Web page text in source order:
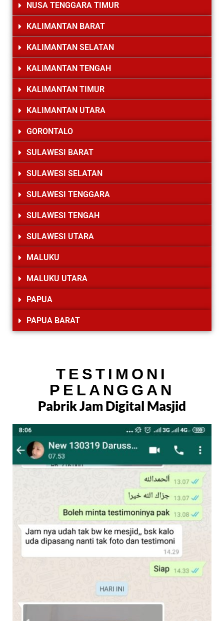
NUSA TENGGARA TIMUR
KALIMANTAN BARAT
KALIMANTAN SELATAN
KALIMANTAN TENGAH
KALIMANTAN TIMUR
KALIMANTAN UTARA
GORONTALO
SULAWESI BARAT
SULAWESI SELATAN
SULAWESI TENGGARA
SULAWESI TENGAH
SULAWESI UTARA
MALUKU
MALUKU UTARA
PAPUA
PAPUA BARAT
TESTIMONI
PELANGGAN
Pabrik Jam Digital Masjid